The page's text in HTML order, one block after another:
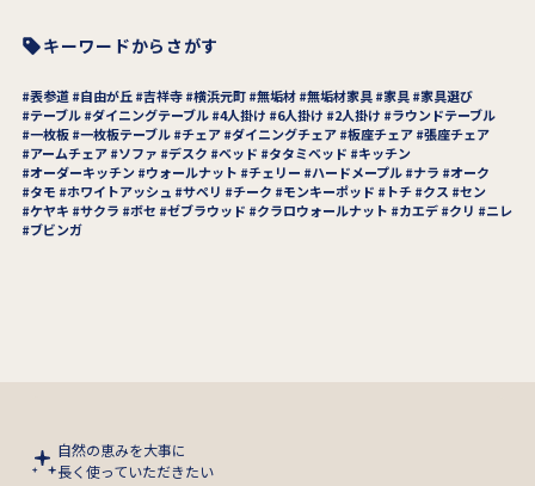
キーワードからさがす
表参道 自由が丘 吉祥寺 横浜元町 無垢材 無垢材家具 家具
家具選び
テーブル ダイニングテーブル 4人掛け 6人掛け 2人掛け
ラウンドテーブル
一枚板 一枚板テーブル チェア ダイニングチェア 板座チェア 張座チェア
アームチェア
ソファ デスク ベッド タタミベッド
キッチン
オーダーキッチン
ウォールナット チェリー ハードメープル ナラ
オーク
タモ
ホワイトアッシュ サペリ チーク モンキーポッド トチ クス
セン
ケヤキ
サクラ ボセ ゼブラウッド クラロウォールナット カエデ クリ
ニレ
ブビンガ
自然の恵みを大事に
長く使っていただきたい